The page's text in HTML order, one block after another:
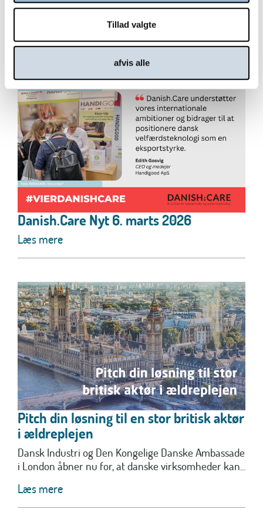
Tillad valgte
afvis alle
Handigood er medlem af Danish.Care for at styrke
rammerne for dansk velfærdsteknologi, og for at...
Læs mere
Danish.Care Nyt 6. marts 2026
Læs mere
Pitch din løsning til en stor britisk aktør
i ældreplejen
Dansk Industri og Den Kongelige Danske Ambassade
i London åbner nu for, at danske virksomheder kan...
Læs mere